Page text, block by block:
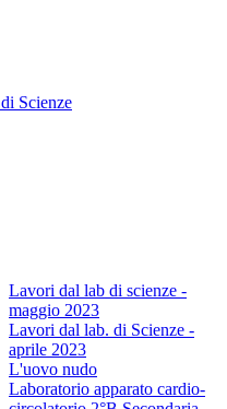
Scienze
Lavori dal lab di scienze -
maggio 2023
Lavori dal lab. di Scienze -
aprile 2023
L'uovo nudo
Laboratorio apparato cardio-